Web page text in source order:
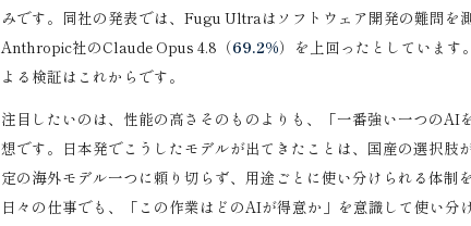
みです。同社の発表では、Fugu Ultraはソフトウェア開発の難問を
Anthropic社のClaude Opus 4.8（69.2%）を上回ったとしています
よる検証はこれからです。
注目したいのは、性能の高さそのものよりも、「一番強い一つの
想です。日本発でこうしたモデルが出てきたことは、国産の選択
定の海外モデル一つに頼り切らず、用途ごとに使い分けられる体制
日々の仕事でも、「この作業はどのAIが得意か」を意識して使い分